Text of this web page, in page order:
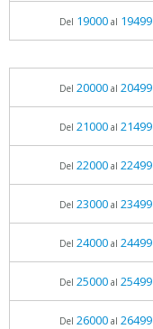
Del 19000al 19499
Del 20000al 20499
Del 21000al 21499
Del 22000al 22499
Del 23000al 23499
Del 24000al 24499
Del 25000al 25499
Del 26000al 26499